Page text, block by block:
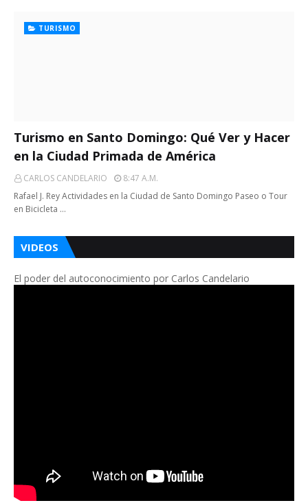
TURISMO
Turismo en Santo Domingo: Qué Ver y Hacer
en la Ciudad Primada de América
CARLOS CANDELARIO
8:47 A.m.
Rafael J. Rey Actividades en la Ciudad de Santo Domingo Paseo o Tour
en Bicicleta …
VIDEOS
El poder del autoconocimiento por Carlos Candelario